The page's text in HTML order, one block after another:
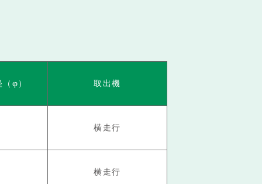
φ） 取出機
横走行
横走行